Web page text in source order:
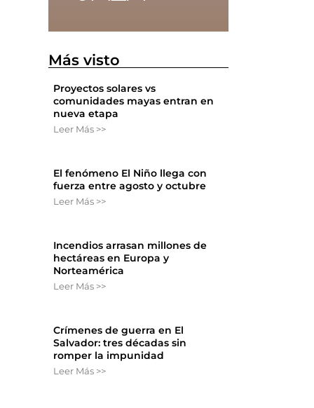
Más visto
Proyectos solares vs
comunidades mayas entran en
nueva etapa
Leer Más >>
El fenómeno El Niño llega con
fuerza entre agosto y octubre
Leer Más >>
Incendios arrasan millones de
hectáreas en Europa y
Norteamérica
Leer Más >>
Crímenes de guerra en El
Salvador: tres décadas sin
romper la impunidad
Leer Más >>